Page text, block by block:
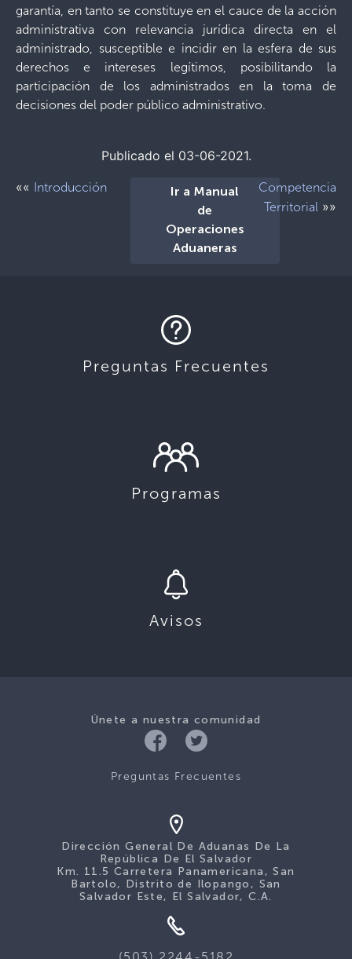
garantía, en tanto se constituye en el cauce de la acción
administrativa con relevancia jurídica directa en el
administrado, susceptible e incidir en la esfera de sus
derechos e intereses legítimos, posibilitando la
participación de los administrados en la toma de
decisiones del poder público administrativo.
Publicado el 03-06-2021.
«« Introducción
Ir a Manual
de
Operaciones
Aduaneras
Competencia
Territorial»»
Preguntas Frecuentes
Programas
Avisos
Únete a nuestra comunidad
Preguntas Frecuentes
Dirección General De Aduanas De La
República De El Salvador
Km. 11.5 Carretera Panamericana, San
Bartolo, Distrito de Ilopango, San
Salvador Este, El Salvador, C.A.